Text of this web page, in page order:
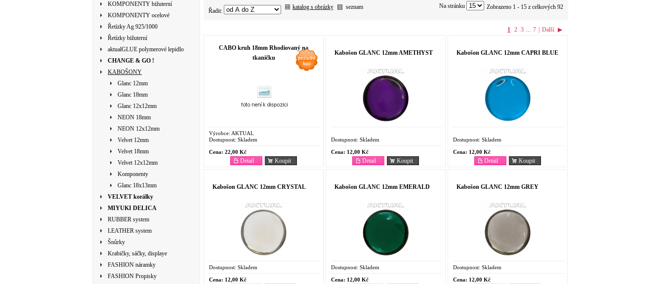
KOMPONENTY bižuterní
KOMPONENTY ocelové
Řetízky Ag 925/1000
Řetízky bižuterní
aktualGLUE polymerové lepidlo
CHANGE & GO !
KABOŠONY
Glanc 12mm
Glanc 18mm
Glanc 12x12mm
NEON 18mm
NEON 12x12mm
Velvet 12mm
Velvet 18mm
Velvet 12x12mm
Komponenty
Glanc 18x13mm
VELVET korálky
MIYUKI DELICA
RUBBER system
LEATHER system
Šnůrky
Krabičky, sáčky, displaye
FASHION náramky
FASHION Propisky
Řadit:
katalog s obrázky seznam Zobrazeno 1 - 15 z celkových 92
Na stránku
1 2 3 7 | Další ▶
CABO kruh 18mm Rhodiovaný na
tkaničku
Výrobce: AKTUAL
Dostupnost: Skladem
Cena: 22,00 Kč
Koupit
Detail
Kabošon GLANC 12mm AMETHYST
Dostupnost: Skladem
Cena: 12,00 Kč
Koupit
Detail
Kabošon GLANC 12mm CAPRI BLUE
Dostupnost: Skladem
Cena: 12,00 Kč
Koupit
Detail
Kabošon GLANC 12mm CRYSTAL
Dostupnost: Skladem
Cena: 12,00 Kč
Kabošon GLANC 12mm EMERALD
Dostupnost: Skladem
Cena: 12,00 Kč
Kabošon GLANC 12mm GREY
Dostupnost: Skladem
Cena: 12,00 Kč